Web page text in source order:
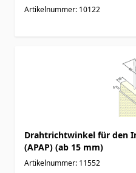
Artikelnummer: 10122
Drahtrichtwinkel für den
(APAP) (ab 15 mm)
Artikelnummer: 11552